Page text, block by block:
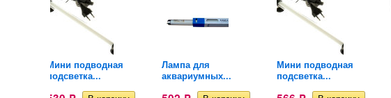
Мини подводная
подсветка...
Лампа для
аквариумных...
Мини подводная
подсветка...